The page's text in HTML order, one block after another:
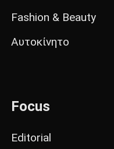
Fashion & Beauty
Αυτοκίνητο
Focus
Editorial